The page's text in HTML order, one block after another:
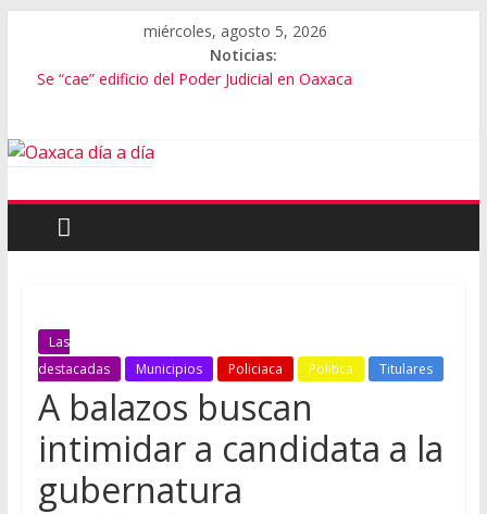
miércoles, agosto 5, 2026
Noticias:
Se “cae” edificio del Poder Judicial en Oaxaca
Cómo cuidar el presupuesto familiar en el regreso a clases
Las
destacadas
Municipios Policiaca Politica Titulares
A balazos buscan
intimidar a candidata a la
gubernatura